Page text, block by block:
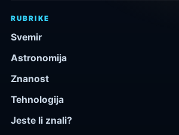
RUBRIKE
Svemir
Astronomija
Znanost
Tehnologija
Jeste li znali?